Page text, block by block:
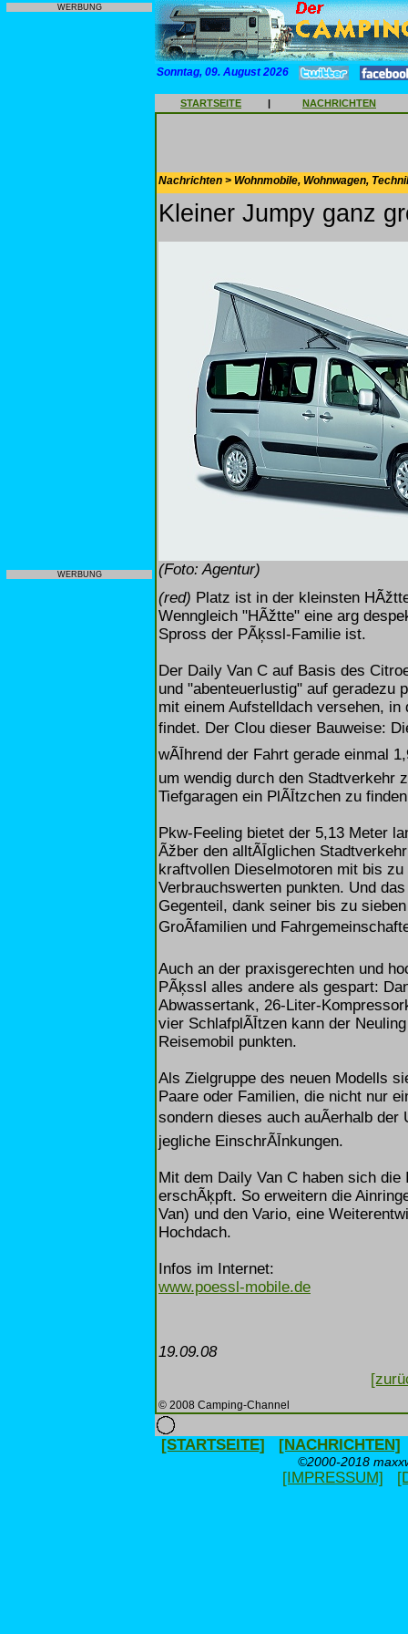
WERBUNG
WERBUNG
Sonntag, 09. August 2026
STARTSEITE | NACHRICHTEN
Nachrichten > Wohnmobile, Wohnwagen,
Kleiner Jumpy ganz
(Foto: Agentur)
(red) Platz ist in der kleinsten
Wenngleich "HÃžtte" eine arg
Spross der PÃķssl-Familie ist.
Der Daily Van C auf Basis des
und "abenteuerlustig" auf geradezu
mit einem Aufstelldach versehen,
findet. Der Clou dieser Bauweise:
wÃĪhrend der Fahrt gerade einmal
um wendig durch den Stadtverkehr
Tiefgaragen ein PlÃĪtzchen zu
Pkw-Feeling bietet der 5,13 Meter
Ãžber den alltÃĪglichen
kraftvollen Dieselmotoren mit bis
Verbrauchswerten punkten. Und
Gegenteil, dank seiner bis zu
GroÃfamilien und
Auch an der praxisgerechten und
PÃķssl alles andere als gespart:
Abwassertank, 26-Liter-
vier SchlafplÃĪtzen kann der
Reisemobil punkten.
Als Zielgruppe des neuen Modells
Paare oder Familien, die nicht nur
sondern dieses auch auÃerhalb der
jegliche EinschrÃĪnkungen.
Mit dem Daily Van C haben sich
erschÃķpft. So erweitern die
Van) und den Vario, eine
Hochdach.
Infos im Internet:
www.poessl-mobile.de
19.09.08
© 2008 Camping-Channel
[STARTSEITE] [NACHRICHTEN]
©2000-2018
[IMPRESSUM]